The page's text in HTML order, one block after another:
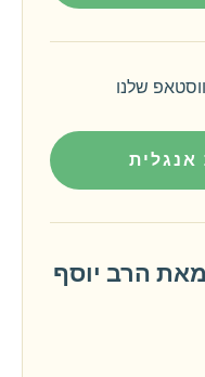
שלנו
מאת הרב יוסף